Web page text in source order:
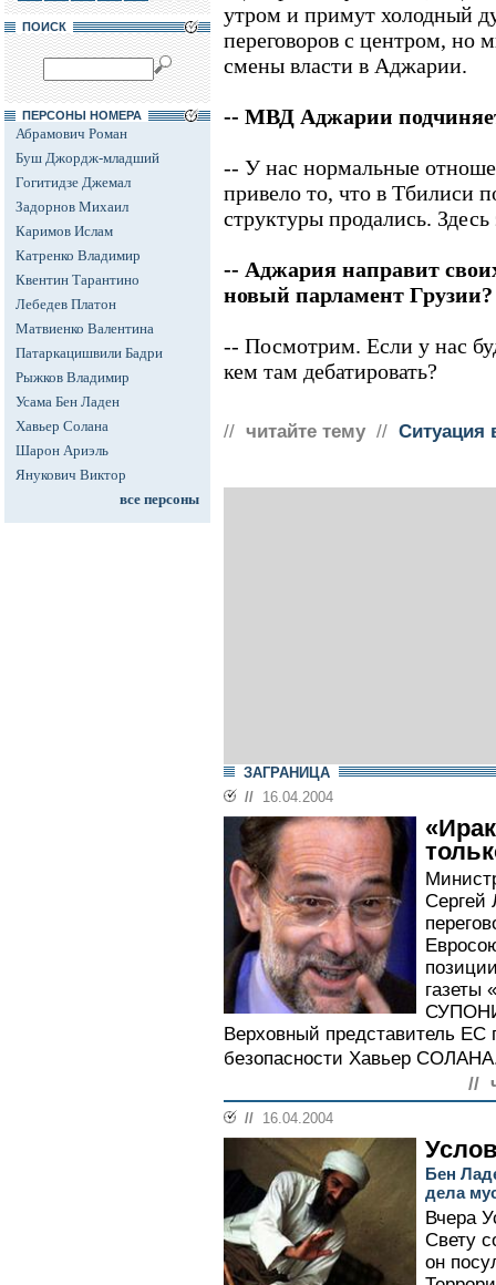
ПОИСК
ПЕРСОНЫ НОМЕРА
Абрамович Роман
Буш Джордж-младший
Гогитидзе Джемал
Задорнов Михаил
Каримов Ислам
Катренко Владимир
Квентин Тарантино
Лебедев Платон
Матвиенко Валентина
Патаркацишвили Бадри
Рыжков Владимир
Усама Бен Ладен
Хавьер Солана
Шарон Ариэль
Янукович Виктор
все персоны
утром и примут холодный
переговоров с центром, но
смены власти в Аджарии.
-- МВД Аджарии
-- У нас нормальные
привело то, что в Тбилиси
структуры продались. Здесь
-- Аджария направит
новый парламент Грузии?
-- Посмотрим. Если у нас
кем там дебатировать?
// читайте тему // Ситуация
ЗАГРАНИЦА
// 16.04.2004
Сергей
газеты
Верховный представитель ЕС
безопасности Хавьер
//
// 16.04.2004
Бен
дела
Вчера
Свету
он